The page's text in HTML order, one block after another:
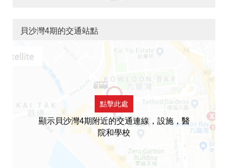
貝沙灣4期的交通站點
點擊此處
顯示貝沙灣4期附近的交通連線，設施，醫
院和學校